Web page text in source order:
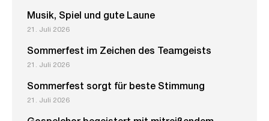
Musik, Spiel und gute Laune
21. Juli 2026
Sommerfest im Zeichen des Teamgeists
21. Juli 2026
Sommerfest sorgt für beste Stimmung
21. Juli 2026